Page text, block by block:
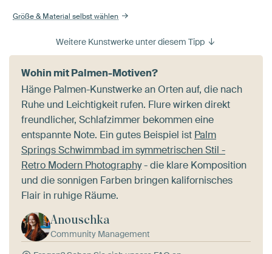
Größe & Material selbst wählen
Weitere Kunstwerke unter diesem Tipp
Wohin mit Palmen-Motiven?
Hänge Palmen-Kunstwerke an Orten auf, die nach
Ruhe und Leichtigkeit rufen. Flure wirken direkt
freundlicher, Schlafzimmer bekommen eine
entspannte Note. Ein gutes Beispiel ist Palm
Springs Schwimmbad im symmetrischen Stil -
Retro Modern Photography- die klare Komposition
und die sonnigen Farben bringen kalifornisches
Flair in ruhige Räume.
Anouschka
Community Management